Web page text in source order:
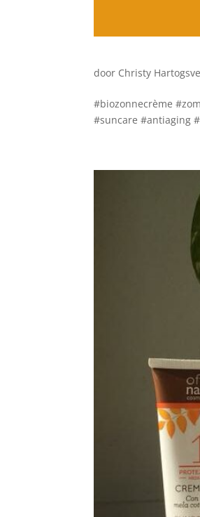
door Christy
#biozonnecrème
#suncare #antiaging